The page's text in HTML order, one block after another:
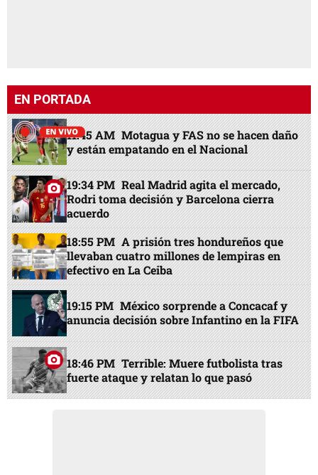
EN PORTADA
11:45 AM Motagua y FAS no se hacen daño
y están empatando en el Nacional
19:34 PM Real Madrid agita el mercado,
Rodri toma decisión y Barcelona cierra
acuerdo
18:55 PM A prisión tres hondureños que
llevaban cuatro millones de lempiras en
efectivo en La Ceiba
19:15 PM México sorprende a Concacaf y
anuncia decisión sobre Infantino en la FIFA
18:46 PM Terrible: Muere futbolista tras
fuerte ataque y relatan lo que pasó